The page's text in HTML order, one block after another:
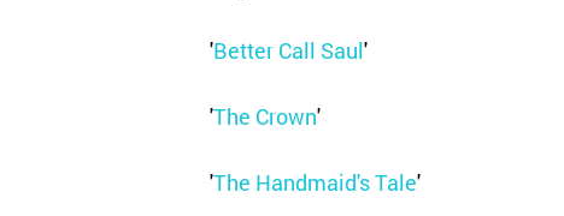
'Better Call Saul'
'The Crown'
'The Handmaid's Tale'